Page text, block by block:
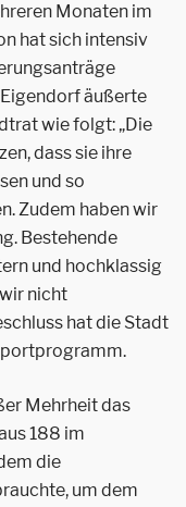
Monaten im
hat sich intensiv
äußerte
wie folgt: „Die
dass sie ihre
und so
Zudem haben wir
Bestehende
und hochklassig
nicht
hat die Stadt
Mehrheit das
188 im
die
um dem